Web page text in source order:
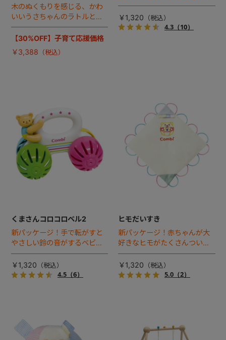
木のぬくもりを感じる、かわ
いいうさちゃんのラトルとク
ルマのお得なセット。
【30%OFF】子育て応援価格
￥3,388
ンプルなトイ。
￥1,320
4.3（10）
くまさんコロコロベル2
新パッケージ！手で転がすと
やさしい鈴の音がするベビー
トイ。
￥1,320
4.5（6）
ヒモだいすき
新パッケージ！赤ちゃんが大
好きなヒモがたくさんついた
布製のトイ。
￥1,320
5.0（2）